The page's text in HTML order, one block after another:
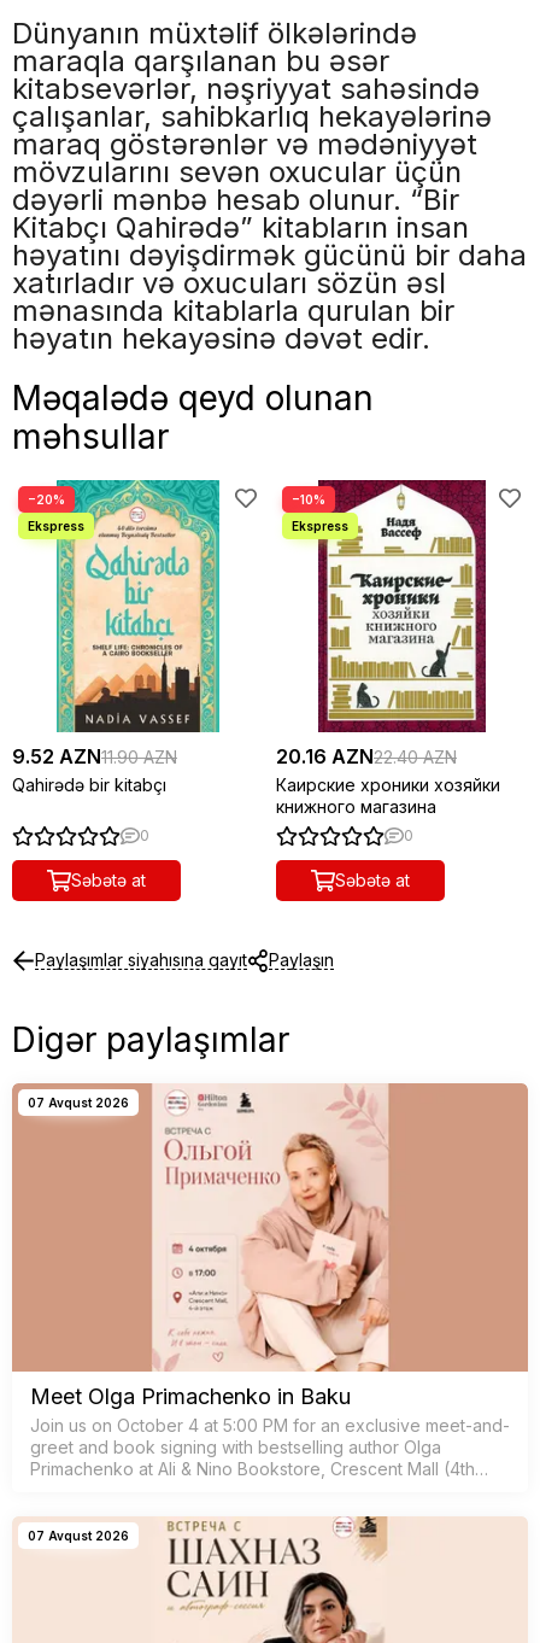
Dünyanın müxtəlif ölkələrində
maraqla qarşılanan bu əsər
kitabsevərlər, nəşriyyat sahəsində
çalışanlar, sahibkarlıq hekayələrinə
maraq göstərənlər və mədəniyyət
mövzularını sevən oxucular üçün
dəyərli mənbə hesab olunur. “Bir
Kitabçı Qahirədə” kitabların insan
həyatını dəyişdirmək gücünü bir daha
xatırladır və oxucuları sözün əsl
mənasında kitablarla qurulan bir
həyatın hekayəsinə dəvət edir.
Məqalədə qeyd olunan
məhsullar
−20%
9.52 AZN11.90 AZN
Qahirədə bir kitabçı
0
Səbətə at
−10%
20.16 AZN22.40 AZN
Каирские хроники хозяйки
книжного магазина
0
Səbətə at
Paylaşımlar siyahısına qayıt Paylaşın
Digər paylaşımlar
07 Avqust 2026
Meet Olga Primachenko in Baku
Join us on October 4 at 5:00 PM for an exclusive meet-and-
greet and book signing with bestselling author Olga
Primachenko at Ali & Nino Bookstore, Crescent Mall (4th
07 Avqust 2026